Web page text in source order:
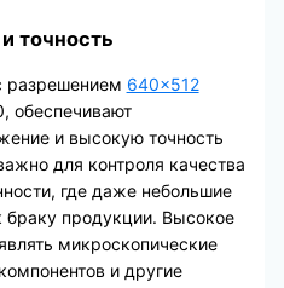
точность
разрешением 640×512
обеспечивают
и высокую точность
для контроля качества
где даже небольшие
браку продукции. Высокое
микроскопические
и другие